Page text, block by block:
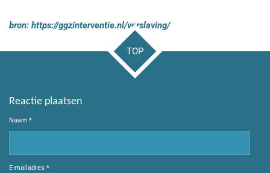
bron: https://ggzinterventie.nl/verslaving/
TOP
Reactie plaatsen
Naam *
E-mailadres *